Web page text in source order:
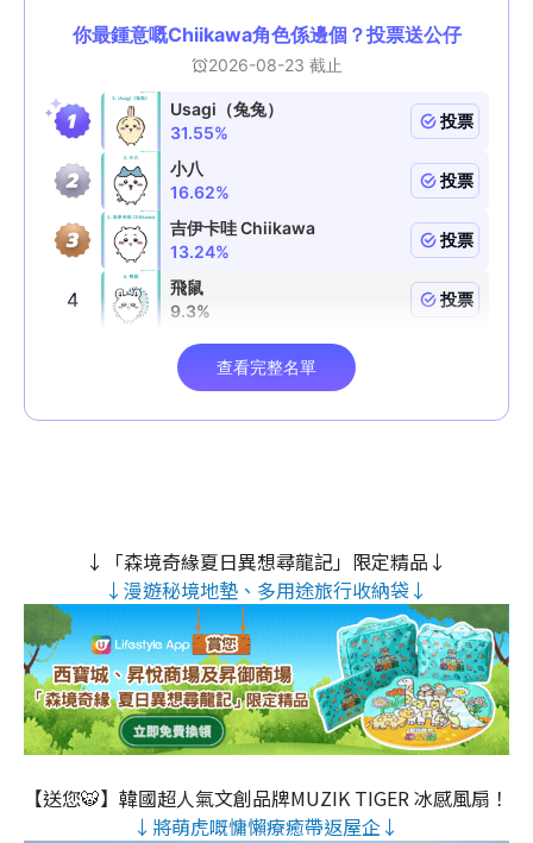
↓「森境奇緣夏日異想尋龍記」限定精品↓
↓漫遊秘境地墊、多用途旅行收納袋↓
【送您🐯】韓國超人氣文創品牌MUZIK TIGER 冰感風扇！
↓將萌虎嘅慵懶療癒帶返屋企↓